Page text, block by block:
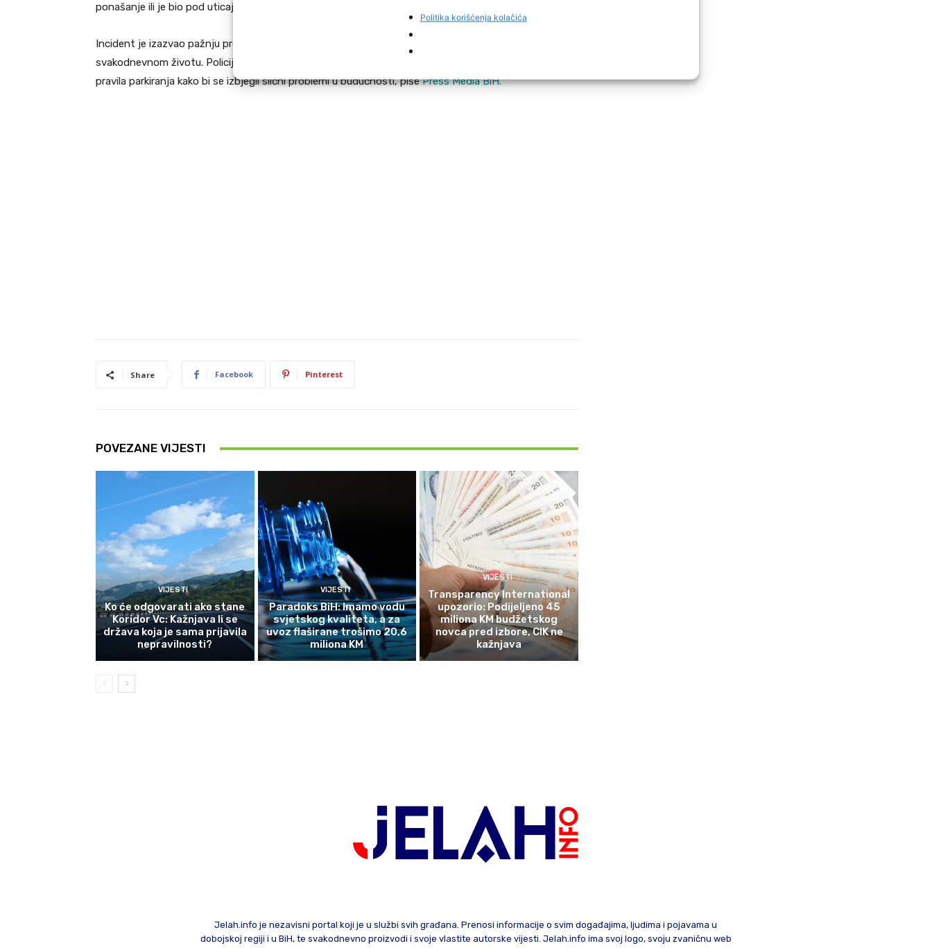
Politika korišćenja kolačića
ponašanje ili je bio pod uticajem nečega.
Incident je izazvao pažnju prolaznika i pokazao koliko nepredvidive situacije mogu nastati u
svakodnevnom životu. Policija podsjeća sve vozače na važnost poštovanja saobraćajnih propisa i
pravila parkiranja kako bi se izbjegli slični problemi u budućnosti, pišePress Media BiH.
Share Facebook Pinterest
POVEZANE VIJESTI
VIJESTI
Ko će odgovarati ako stane
Koridor Vc: Kažnjava li se
država koja je sama prijavila
nepravilnosti?
VIJESTI
Paradoks BiH: Imamo vodu
svjetskog kvaliteta, a za
uvoz flaširane trošimo 20,6
miliona KM
VIJESTI
Transparency International
upozorio: Podijeljeno 45
miliona KM budžetskog
novca pred izbore, CIK ne
kažnjava
Jelah.info je nezavisni portal koji je u službi svih građana. Prenosi informacije o svim događajima, ljudima i pojavama u
dobojskoj regiji i u BiH, te svakodnevno proizvodi i svoje vlastite autorske vijesti. Jelah.info ima svoj logo, svoju zvaničnu web